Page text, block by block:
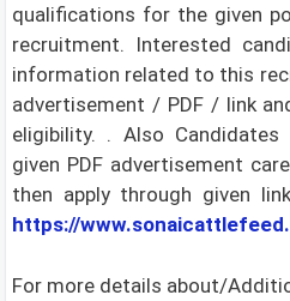
qualifications for the given
recruitment. Interested
information related to this
advertisement / PDF / link
eligibility. . Also
given PDF advertisement
then apply through given
https://
For more details about/